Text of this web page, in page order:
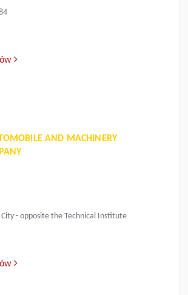
AND MACHINERY
- opposite the Technical Institute